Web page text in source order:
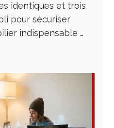
identiques et trois
pour sécuriser
indispensable …